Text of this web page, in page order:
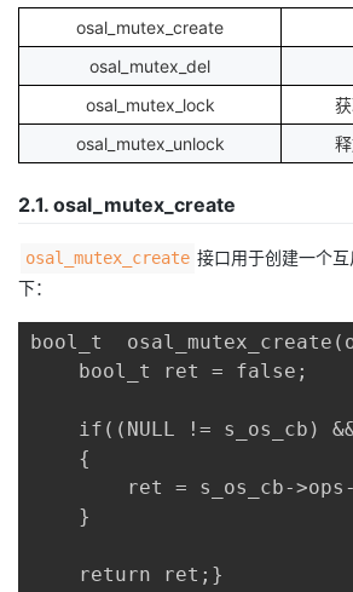
osal_mutex_create
osal_mutex_del
osal_mutex_lock
osal_mutex_unlock
2.1. osal_mutex_create
osal_mutex_create 接口用于创建一个
下：
bool_t
bool_t ret = false;
if((NULL != s_os_cb)
{
ret = s_os_cb->ops-
}
return ret;}